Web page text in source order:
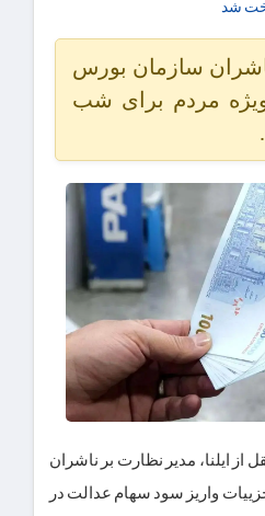
شد
سازمان بورس
مردم برای شب
از ایلنا، مدیر نظارت بر ناشران
واریز سود سهام عدالت در